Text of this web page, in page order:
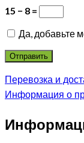
15 − 8 =
Да, добавьте
Перевозка и
Информация о